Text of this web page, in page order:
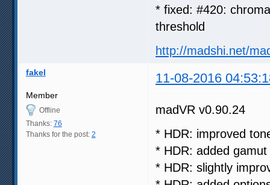
* fixed: #420:
threshold
http://madshi.net/
fakel 11-08-2016
Member
Offline
Thanks: 76
Thanks for the post: 2
madVR v0.90.24
* HDR: improved
* HDR: added
* HDR: slightly